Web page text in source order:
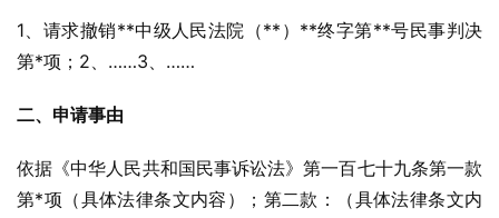
1、请求撤销**中级人民法院（**）**终字第**号民事判决
第*项；2、……3、……
二、申请事由
依据《中华人民共和国民事诉讼法》第一百七十九条第一款
第*项（具体法律条文内容）；第二款：（具体法律条文内